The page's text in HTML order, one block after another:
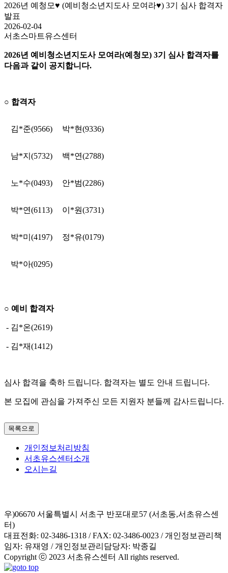
2026년 예청모♥ (예비청소년지도사 모여라♥) 3기 심사 합격자
발표
2026-02-04
서초스마트유스센터
2026년 예비청소년지도사 모여라(예청모) 3기 심사 합격자를
다음과 같이 공지합니다.
○ 합격자
김*준(9566) 박*현(9336)
남*지(5732) 백*연(2788)
노*수(0493) 안*범(2286)
박*연(6113) 이*원(3731)
박*미(4197) 정*유(0179)
박*아(0295)
○ 예비 합격자
- 김*온(2619)
- 김*재(1412)
심사 합격을 축하 드립니다. 합격자는 별도 안내 드립니다.
본 모집에 관심을 가져주신 모든 지원자 분들께 감사드립니다.
목록으로
개인정보처리방침
서초유스센터소개
오시는길
우)06670 서울특별시 서초구 반포대로57 (서초동,서초유스센
터)
대표전화: 02-3486-1318 / FAX: 02-3486-0023 / 개인정보관리책
임자: 유재영 / 개인정보관리담당자: 박종길
Copyright ⓒ 2023 서초유스센터 All rights reserved.